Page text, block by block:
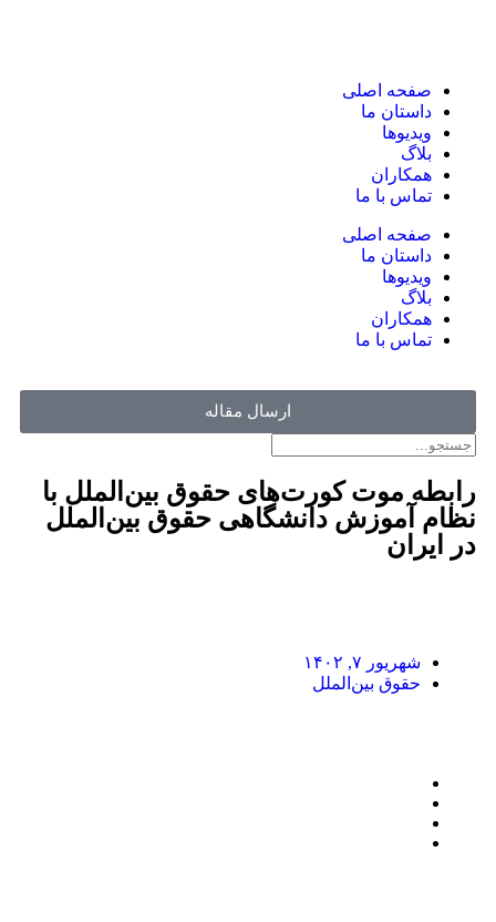
صفحه اصلی
داستان ما
ویدیوها
بلاگ
همکاران
تماس با ما
صفحه اصلی
داستان ما
ویدیوها
بلاگ
همکاران
تماس با ما
ارسال مقاله
رابطه موت کورت‌های حقوق بین‌الملل با
نظام آموزش دانشگاهی حقوق بین‌الملل
در ایران
شهریور ۷, ۱۴۰۲
حقوق بین‌الملل